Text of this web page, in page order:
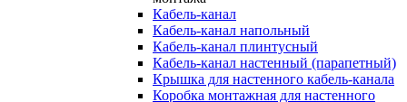
Кабель-канал
Кабель-канал напольный
Кабель-канал плинтусный
Кабель-канал настенный (парапетный)
Крышка для настенного кабель-канала
Коробка монтажная для настенного